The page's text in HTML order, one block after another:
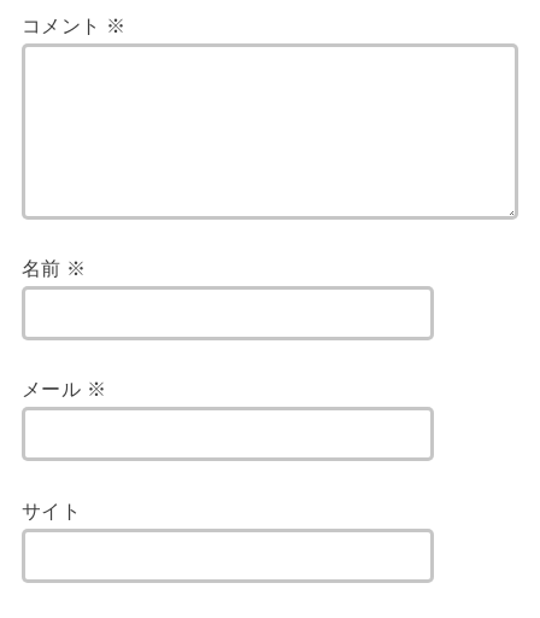
コメント ※
名前 ※
メール ※
サイト